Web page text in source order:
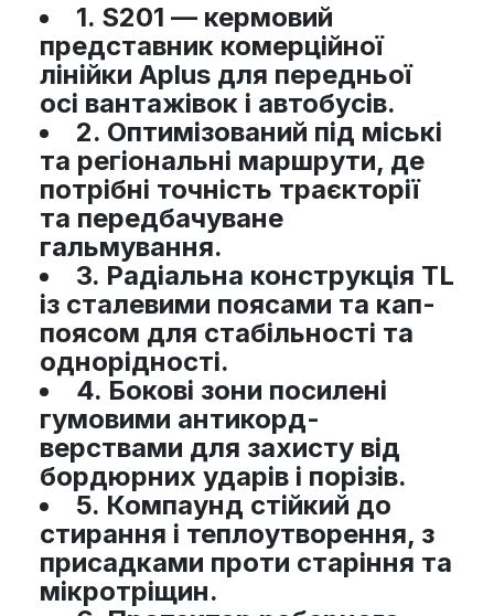
1. S201 — кермовий
представник комерційної
лінійки Aplus для передньої
осі вантажівок і автобусів.
2. Оптимізований під міські
та регіональні маршрути, де
потрібні точність траєкторії
та передбачуване
гальмування.
3. Радіальна конструкція TL
із сталевими поясами та кап-
поясом для стабільності та
однорідності.
4. Бокові зони посилені
гумовими антикорд-
верствами для захисту від
бордюрних ударів і порізів.
5. Компаунд стійкий до
стирання і теплоутворення, з
присадками проти старіння та
мікротріщин.